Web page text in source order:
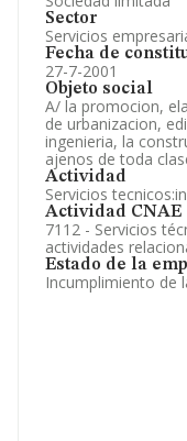
Sector
Servicios
Fecha de
27-7-2001
Objeto social
A/ la promocion,
de urbanizacion,
ingenieria, la
ajenos de toda
Actividad
Servicios
Actividad CNAE
7112 - Servicios
actividades
Estado de la
Incumplimiento de